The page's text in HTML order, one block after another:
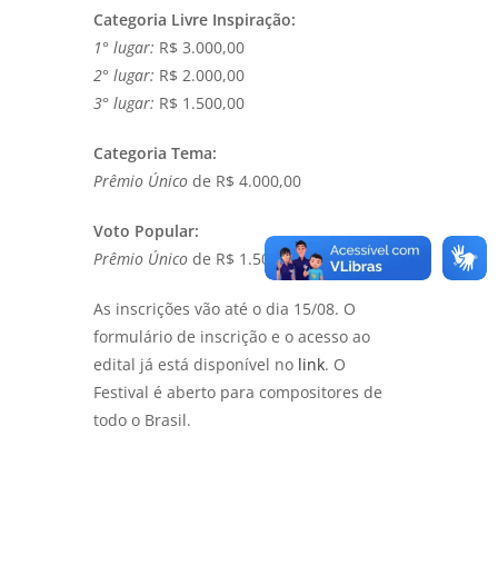
Categoria Livre Inspiração:
1° lugar: R$ 3.000,00
2° lugar: R$ 2.000,00
3° lugar: R$ 1.500,00
Categoria Tema:
Prêmio Único de R$ 4.000,00
Voto Popular:
Prêmio Único de R$ 1.500,00
As inscrições vão até o dia 15/08. O
formulário de inscrição e o acesso ao
edital já está disponível no link. O
Festival é aberto para compositores de
todo o Brasil.